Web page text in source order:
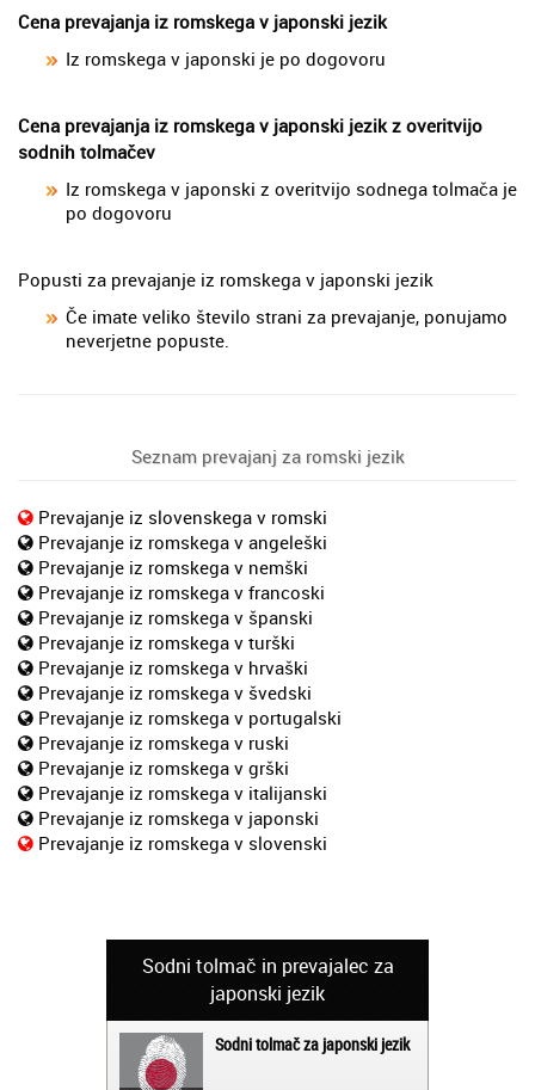
Cena prevajanja iz romskega v japonski jezik
Iz romskega v japonski je po dogovoru
Cena prevajanja iz romskega v japonski jezik z overitvijo
sodnih tolmačev
Iz romskega v japonski z overitvijo sodnega tolmača je
po dogovoru
Popusti za prevajanje iz romskega v japonski jezik
Če imate veliko število strani za prevajanje, ponujamo
neverjetne popuste.
Seznam prevajanj za romski jezik
Prevajanje iz slovenskega v romski
Prevajanje iz romskega v angeleški
Prevajanje iz romskega v nemški
Prevajanje iz romskega v francoski
Prevajanje iz romskega v španski
Prevajanje iz romskega v turški
Prevajanje iz romskega v hrvaški
Prevajanje iz romskega v švedski
Prevajanje iz romskega v portugalski
Prevajanje iz romskega v ruski
Prevajanje iz romskega v grški
Prevajanje iz romskega v italijanski
Prevajanje iz romskega v japonski
Prevajanje iz romskega v slovenski
Sodni tolmač in prevajalec za
japonski jezik
Sodni tolmač za japonski jezik